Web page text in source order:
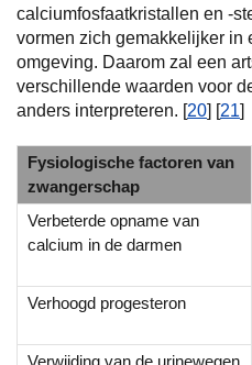
calciumfosfaatkristallen en -
vormen zich gemakkelijker in
omgeving. Daarom zal een
verschillende waarden voor
anders interpreteren. [20] [21]
Fysiologische factoren van
zwangerschap
Verbeterde opname van
calcium in de darmen
Verhoogd progesteron
Verwijding van de urinewegen